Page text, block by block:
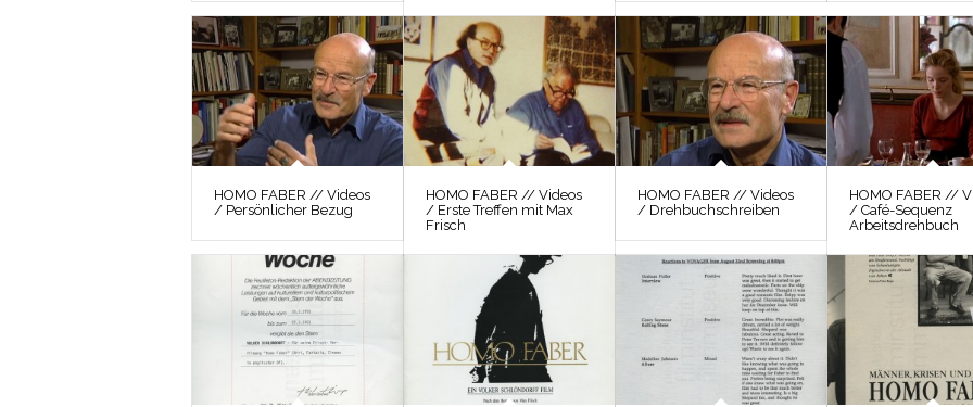
HOMO FABER // Videos
/ Persönlicher Bezug
HOMO FABER // Videos
/ Erste Treffen mit Max
Frisch
HOMO FABER // Videos
/ Drehbuchschreiben
HOMO FABER //
/ Café-Sequenz
Arbeitsdrehbuch